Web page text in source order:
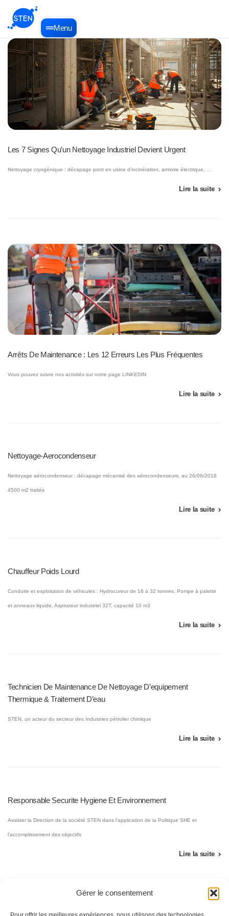
Gérer le consentement
Menu
Les 7 Signes Qu’un Nettoyage Industriel Devient Urgent
Nettoyage cryogénique : décapage pont en usine d’incinération, armoire électrique, …
Lire la suite
Arrêts De Maintenance : Les 12 Erreurs Les Plus Fréquentes
Vous pouvez suivre nos activités sur notre page LINKEDIN
Lire la suite
Nettoyage-Aerocondenseur
Nettoyage aérocondenseur : décapage mécanisé des aérocondenseurs, au 26/06/2018
4500 m2 traités
Lire la suite
Chauffeur Poids Lourd
Conduite et exploitation de véhicules : Hydrocureur de 16 à 32 tonnes, Pompe à palette
et anneaux liquide, Aspirateur industriel 32T, capacité 10 m3
Lire la suite
Technicien De Maintenance De Nettoyage D’equipement
Thermique & Traitement D’eau
STEN, un acteur du secteur des Industries pétrolier chimique
Lire la suite
Responsable Securite Hygiene Et Environnement
Assister la Direction de la société STEN dans l’application de la Politique SHE et
l’accomplissement des objectifs
Lire la suite